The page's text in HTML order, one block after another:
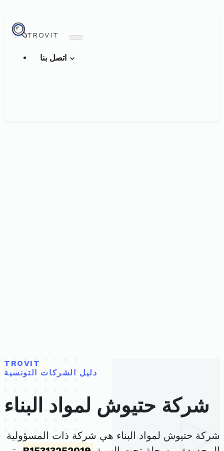
TROVIT
TROVIT
دليل الشركات التونسية
شركة حتيوش لمواد البناء
شركة حتيوش لمواد البناء هي شركة ذات المسؤولية